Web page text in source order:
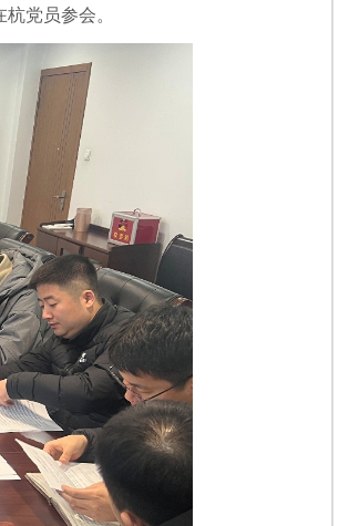
党员参会。